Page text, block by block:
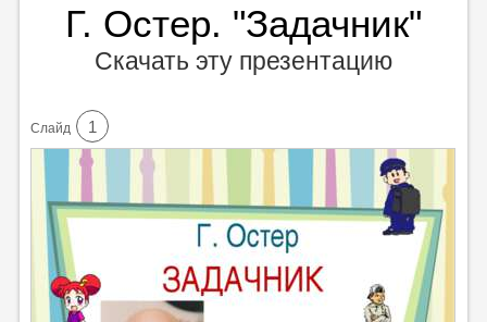
Г. Остер. "Задачник"
Скачать эту презентацию
Cлайд 1